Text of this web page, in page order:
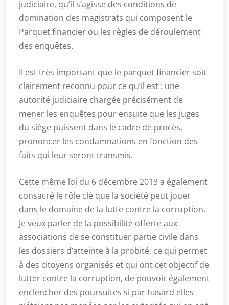
judiciaire, qu’il s’agisse des conditions de
domination des magistrats qui composent le
Parquet financier ou les règles de déroulement
des enquêtes.
Il est très important que le parquet financier soit
clairement reconnu pour ce qu’il est : une
autorité judiciaire chargée précisément de
mener les enquêtes pour ensuite que les juges
du siège puissent dans le cadre de procès,
prononcer les condamnations en fonction des
faits qui leur seront transmis.
Cette même loi du 6 décembre 2013 a également
consacré le rôle clé que la société peut jouer
dans le domaine de la lutte contre la corruption.
Je veux parler de la possibilité offerte aux
associations de se constituer partie civile dans
les dossiers d’atteinte à la probité, ce qui permet
à des citoyens organisés et qui ont cet objectif de
lutter contre la corruption, de pouvoir également
enclencher des poursuites si par hasard elles